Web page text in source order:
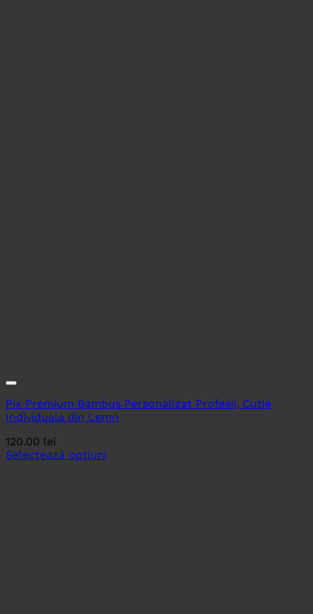
Pix Premium Bambus Personalizat Profesii, Cutie
Individuala din Lemn
120.00 lei
Selectează opțiuni